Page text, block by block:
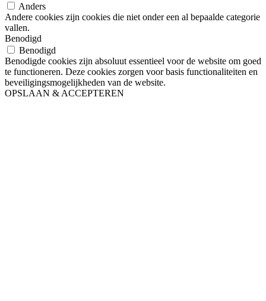
Anders
Andere cookies zijn cookies die niet onder een al bepaalde categorie
vallen.
Benodigd
Benodigd
Benodigde cookies zijn absoluut essentieel voor de website om goed
te functioneren. Deze cookies zorgen voor basis functionaliteiten en
beveiligingsmogelijkheden van de website.
OPSLAAN & ACCEPTEREN